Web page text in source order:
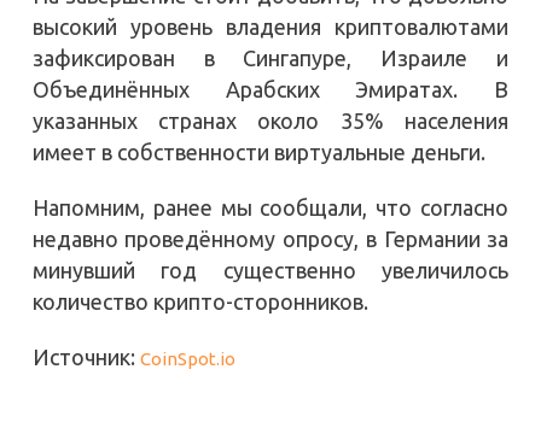
высокий уровень владения криптовалютами
зафиксирован в Сингапуре, Израиле и
Объединённых Арабских Эмиратах. В
указанных странах около 35% населения
имеет в собственности виртуальные деньги.
Напомним, ранее мы сообщали, что согласно
недавно проведённому опросу, в Германии за
минувший год существенно увеличилось
количество крипто-сторонников.
Источник: CoinSpot.io